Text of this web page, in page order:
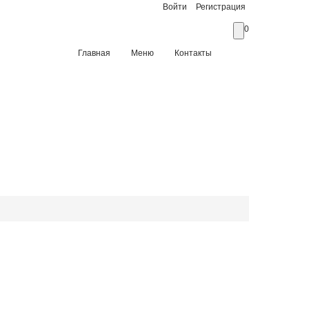
Войти Регистрация
0
Главная Меню Контакты